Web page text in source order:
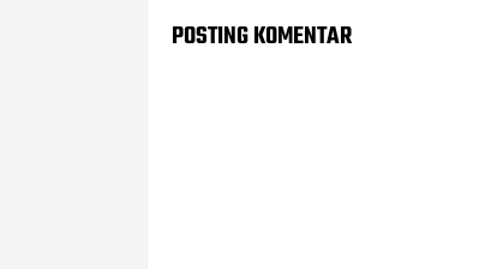
POSTING KOMENTAR